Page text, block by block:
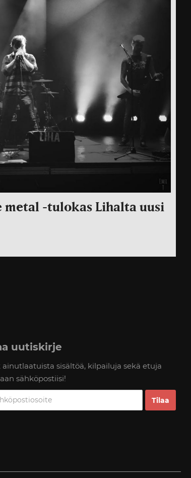
metal -tulokas Lihalta uusi
uutiskirje
ainutlaatuista sisältöä, kilpailuja sekä etuja
sähköpostiisi!